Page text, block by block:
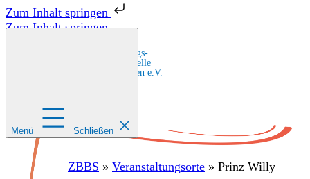
Zum Inhalt springen
Zum Inhalt springen
Zentrale Bildungs-
und Beratungsstelle
für Migrant:innen e.V.
Menü Schließen
ZBBS » Veranstaltungsorte » Prinz Willy